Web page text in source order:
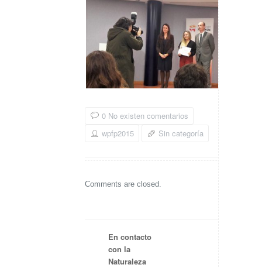
0 No existen comentarios
wpfp2015
Sin categoría
Comments are closed.
En contacto
con la
Naturaleza